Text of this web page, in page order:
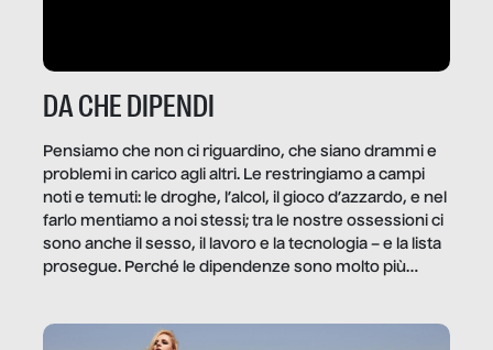
DA CHE DIPENDI
Pensiamo che non ci riguardino, che siano drammi e
problemi in carico agli altri. Le restringiamo a campi
noti e temuti: le droghe, l’alcol, il gioco d’azzardo, e nel
farlo mentiamo a noi stessi; tra le nostre ossessioni ci
sono anche il sesso, il lavoro e la tecnologia – e la lista
prosegue. Perché le dipendenze sono molto più
trae un guadagno. In questo reportage vediamo